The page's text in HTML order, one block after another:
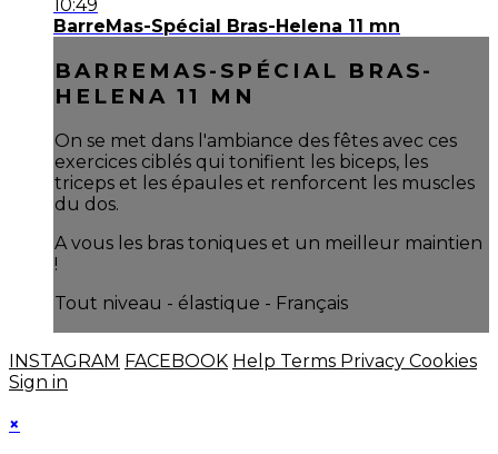
10:49
BarreMas-Spécial Bras-Helena 11 mn
BARREMAS-SPÉCIAL BRAS-
HELENA 11 MN
On se met dans l'ambiance des fêtes avec ces
exercices ciblés qui tonifient les biceps, les
triceps et les épaules et renforcent les muscles
du dos.
A vous les bras toniques et un meilleur maintien
!
Tout niveau - élastique - Français
INSTAGRAM FACEBOOK Help Terms Privacy Cookies
Sign in
×